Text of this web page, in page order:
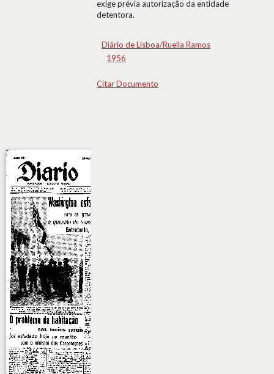
exige prévia autorização da entidade
detentora.
Diário de Lisboa/Ruella Ramos
1956
Citar Documento